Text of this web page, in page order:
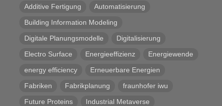
Additive Fertigung
Automatisierung
Building Information Modeling
Digitale Planungsmodelle
Digitalisierung
Electro Surface
Energieeffizienz
Energiewende
energy efficiency
Erneuerbare Energien
Fabriken
Fabrikplanung
fraunhofer iwu
Future Proteins
Industrial Metaverse